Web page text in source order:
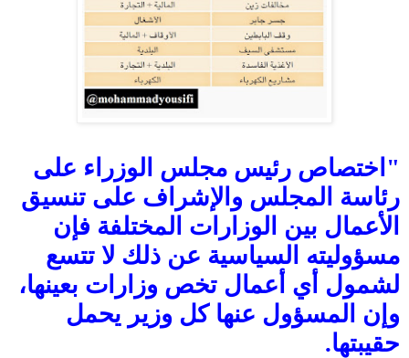
" اختصاص رئيس مجلس الوزراء على
رئاسة المجلس والإشراف على تنسيق
الأعمال بين الوزارات المختلفة فإن
مسؤوليته السياسية عن ذلك لا تتسع
لشمول أي أعمال تخص وزارات بعينها،
وإن المسؤول عنها كل وزير يحمل
حقيبتها.